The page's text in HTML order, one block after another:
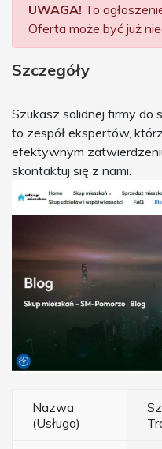
UWAGA! To
Oferta może być już
Szczegóły
Szukasz solidnej firmy do
to zespół ekspertów,
efektywnym
skontaktuj się z nami.
Nazwa
(Usługa)